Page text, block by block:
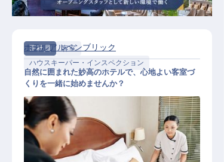
正社員
客室
ハウスキーパー・インスペクション
ホテルアルペンブリック
自然に囲まれた妙高のホテルで、心地よい客室づ
くりを一緒に始めませんか？